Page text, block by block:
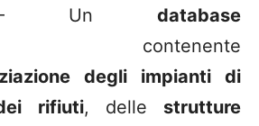
– Un database
degli impianti di
rifiuti, delle strutture